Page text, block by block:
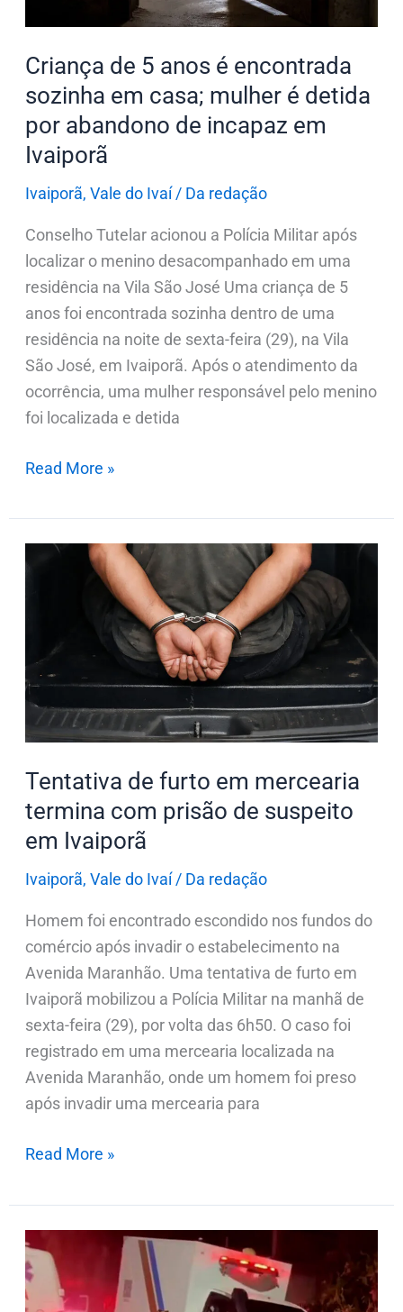
Criança de 5 anos é encontrada
sozinha em casa; mulher é detida
por abandono de incapaz em
Ivaiporã
Ivaiporã, Vale do Ivaí/ Da redação
Conselho Tutelar acionou a Polícia Militar após
localizar o menino desacompanhado em uma
residência na Vila São José Uma criança de 5
anos foi encontrada sozinha dentro de uma
residência na noite de sexta-feira (29), na Vila
São José, em Ivaiporã. Após o atendimento da
ocorrência, uma mulher responsável pelo menino
foi localizada e detida
em
mulher
é
detida
por
incapaz
em
Ivaiporã
Read More »
Tentativa de furto em mercearia
termina com prisão de suspeito
em Ivaiporã
Ivaiporã, Vale do Ivaí/ Da redação
Homem foi encontrado escondido nos fundos do
comércio após invadir o estabelecimento na
Avenida Maranhão. Uma tentativa de furto em
Ivaiporã mobilizou a Polícia Militar na manhã de
sexta-feira (29), por volta das 6h50. O caso foi
registrado em uma mercearia localizada na
Avenida Maranhão, onde um homem foi preso
após invadir uma mercearia para
Tentativa
mercearia
termina
com
prisão
suspeito
em
Ivaiporã
Read More »
Homem
morre
em